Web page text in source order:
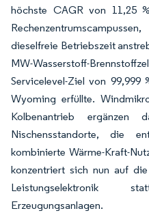
höchste CAGR von 11,25
dieselfreie Betriebszeit
MW-Wasserstoff-
Servicelevel-Ziel von 99,999
Wyoming erfüllte.
Kolbenantrieb ergänzen
Nischensstandorte, die
kombinierte Wärme-Kraft-
konzentriert sich nun auf
Leistungselektronik
Erzeugungsanlagen.